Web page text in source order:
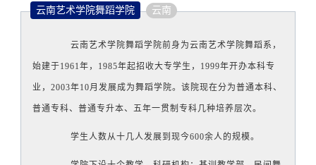
云南艺术学院舞蹈学院 云南
云南艺术学院舞蹈学院前身为云南艺术学院舞蹈系，
始建于1961年，1985年起招收大专学生，1999年开办本科专
业，2003年10月发展成为舞蹈学院。该院现在分为普通本科、
普通专科、普通专升本、五年一贯制专科几种培养层次。
学生人数从十几人发展到现今600余人的规模。